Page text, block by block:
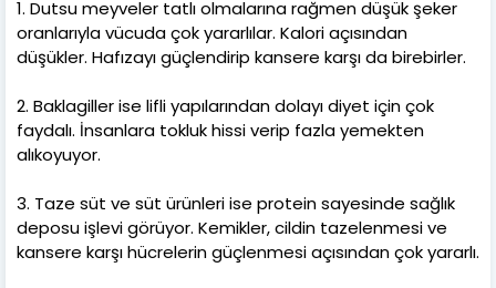
1. Dutsu meyveler tatlı olmalarına rağmen düşük şeker
oranlarıyla vücuda çok yararlılar. Kalori açısından
düşükler. Hafızayı güçlendirip kansere karşı da birebirler.
2. Baklagiller ise lifli yapılarından dolayı diyet için çok
faydalı. İnsanlara tokluk hissi verip fazla yemekten
alıkoyuyor.
3. Taze süt ve süt ürünleri ise protein sayesinde sağlık
deposu işlevi görüyor. Kemikler, cildin tazelenmesi ve
kansere karşı hücrelerin güçlenmesi açısından çok yararlı.